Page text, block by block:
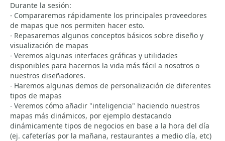
Durante la sesión:
- Compararemos rápidamente los principales proveedores
de mapas que nos permiten hacer esto.
- Repasaremos algunos conceptos básicos sobre diseño y
visualización de mapas
- Veremos algunas interfaces gráficas y utilidades
disponibles para hacernos la vida más fácil a nosotros o
nuestros diseñadores.
- Haremos algunas demos de personalización de diferentes
tipos de mapas
- Veremos cómo añadir "inteligencia" haciendo nuestros
mapas más dinámicos, por ejemplo destacando
dinámicamente tipos de negocios en base a la hora del día
(ej. cafeterías por la mañana, restaurantes a medio día, etc)